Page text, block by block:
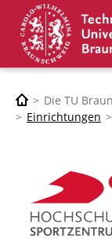
Die TU
Einrichtungen